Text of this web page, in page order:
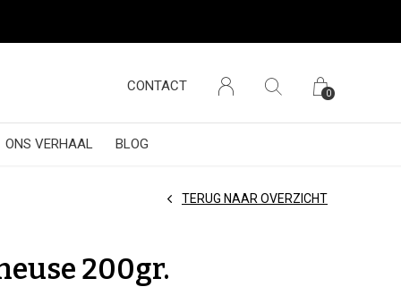
ONS VERHAAL BLOG
CONTACT 0
200gr.
TERUG NAAR OVERZICHT